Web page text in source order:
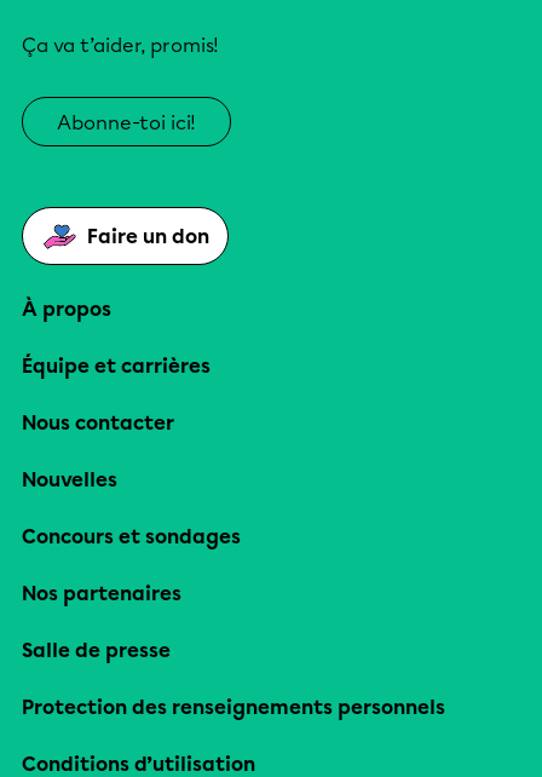
Ça va t’aider, promis!
Abonne-toi ici!
Faire un don
À propos
Équipe et carrières
Nous contacter
Nouvelles
Concours et sondages
Nos partenaires
Salle de presse
Protection des renseignements personnels
Conditions d’utilisation